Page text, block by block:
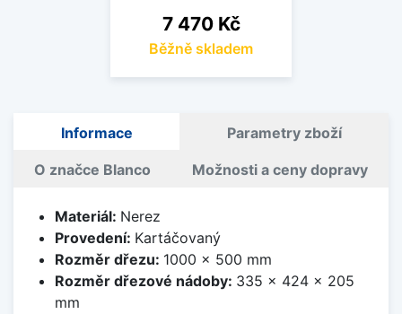
Cena
7 470 Kč
Běžně skladem
Informace Parametry zboží
O značce Blanco Možnosti a ceny dopravy
Materiál: Nerez
Provedení: Kartáčovaný
Rozměr dřezu: 1000 x 500 mm
Rozměr dřezové nádoby: 335 x 424 x 205
mm